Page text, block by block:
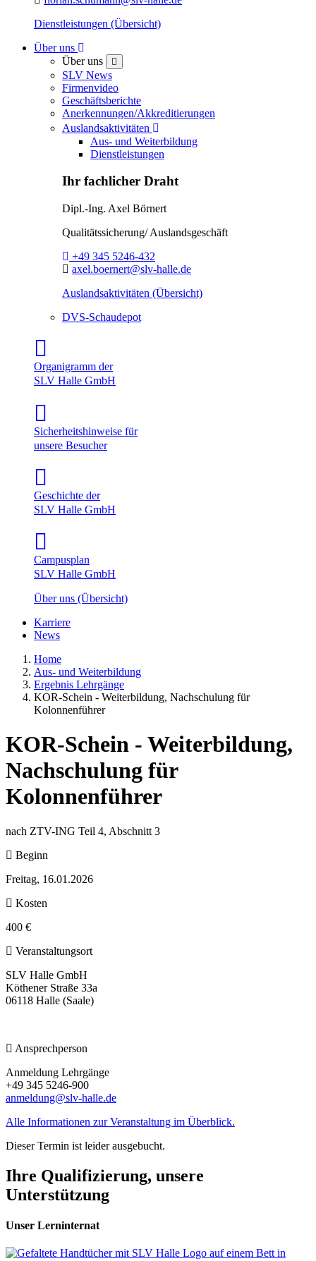
Dienstleistungen (Übersicht)
Über uns
Über uns
SLV News
Firmenvideo
Geschäftsberichte
Anerkennungen/Akkreditierungen
Auslandsaktivitäten Toggle Dropdown
Aus- und Weiterbildung
Dienstleistungen
Ihr fachlicher Draht
Dipl.-Ing. Axel Börnert
Qualitätssicherung/ Auslandsgeschäft
Telefon:
+49 345 5246-432
E-Mail:
axel.boernert@slv-halle.de
Auslandsaktivitäten (Übersicht)
DVS-Schaudepot
Organigramm der
SLV Halle GmbH
Sicherheitshinweise für
unsere Besucher
Geschichte der
SLV Halle GmbH
Campusplan
SLV Halle GmbH
Über uns (Übersicht)
Karriere
News
Home
Aus- und Weiterbildung
Ergebnis Lehrgänge
KOR-Schein - Weiterbildung, Nachschulung für
Kolonnenführer
KOR-Schein - Weiterbildung,
Nachschulung für
Kolonnenführer
nach ZTV-ING Teil 4, Abschnitt 3
Beginn
Freitag, 16.01.2026
Kosten
400 €
Veranstaltungsort
SLV Halle GmbH
Köthener Straße 33a
06118 Halle (Saale)
Ansprechperson
Anmeldung Lehrgänge
+49 345 5246-900
anmeldung@slv-halle.de
Alle Informationen zur Veranstaltung im Überblick.
Dieser Termin ist leider ausgebucht.
Ihre Qualifizierung, unsere
Unterstützung
Unser Lerninternat